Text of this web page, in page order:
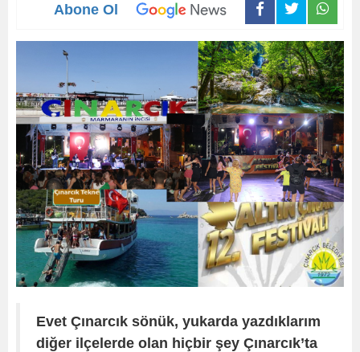
Abone Ol
Evet Çınarcık sönük, yukarda yazdıklarım
diğer ilçelerde olan hiçbir şey Çınarcık’ta